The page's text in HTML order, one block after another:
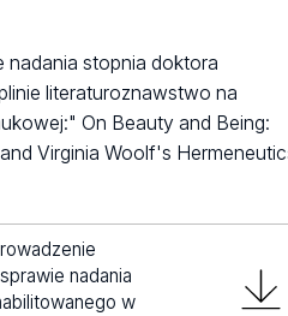
nadania stopnia doktora
literaturoznawstwo na
On Beauty and Being:
Virginia Woolf's
nadania
w